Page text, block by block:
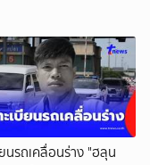
ยนรถเคลื่อนร่าง "ฮลุน